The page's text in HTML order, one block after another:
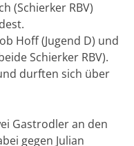
(Schierker RBV)
Hoff (Jugend D) und
Schierker RBV).
durften sich über
Gastrodler an den
gegen Julian